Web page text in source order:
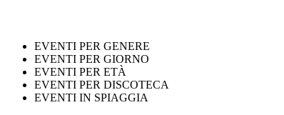
EVENTI PER GENERE
EVENTI PER GIORNO
EVENTI PER ETÀ
EVENTI PER DISCOTECA
EVENTI IN SPIAGGIA